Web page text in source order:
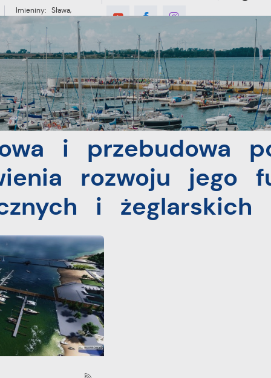
Imieniny: Sława,
Jakub, Stefan
MIESZKANIEC TURYSTYKA
w Pucku dla umożliwienia rozwoju jego funkcji rybackich,
i przebudowa
rozwoju jego
i